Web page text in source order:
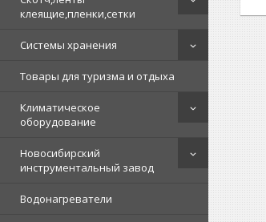
клеящие,пленки,сетки
Системы хранения
Товары для туризма и отдыха
Климатическое
оборудование
Новосибирский
инструментальный завод
Водонагреватели